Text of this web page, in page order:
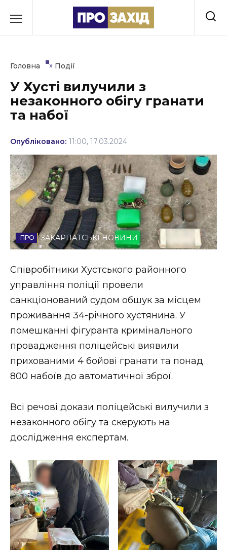
до
Культура
Освіта
Події
Політика
Соціум
Спорт
Стиль життя
Втрачений Ужгород (відеоверсія)
ЗАКАРПАТСЬКІ НОВИНИ
НОВИНИ ЗАХІДНОЇ УКРАЇНИ
ФОТО
ВІДЕО
Головна » Події
У Хусті вилучили з
незаконного обігу гранати
та набої
Опубліковано: 11:00, 17.03.2024
ЗАКАРПАТСЬКІ НОВИНИ
Співробітники Хустського районного
управління поліції провели
санкціонований судом обшук за місцем
проживання 34-річного хустянина. У
помешканні фігуранта кримінального
провадження поліцейські виявили
прихованими 4 бойові гранати та понад
800 набоїв до автоматичної зброї.
Всі речові докази поліцейські вилучили з
незаконного обігу та скерують на
дослідження експертам.